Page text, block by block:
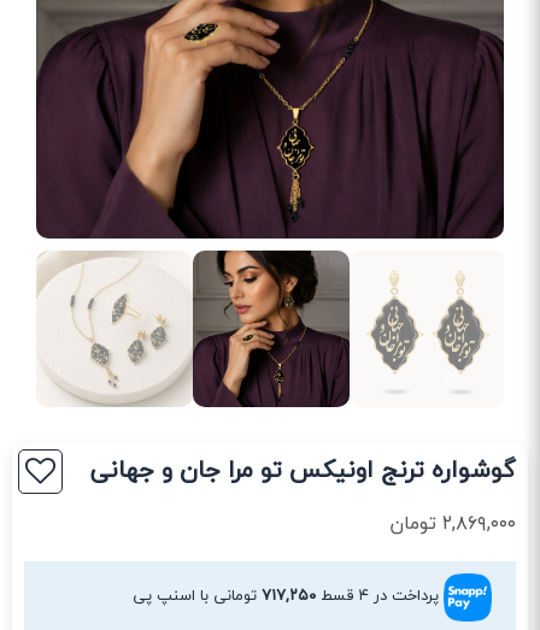
گوشواره ترنج اونیکس تو مرا جان و جهانی
۲,۸۶۹,۰۰۰تومان
پرداخت در ۴ قسط ۷۱۷,۲۵۰تومانی با اسنپ پی